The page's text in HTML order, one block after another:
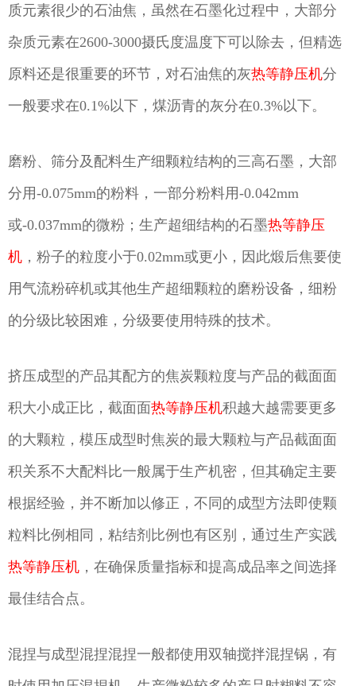
质元素很少的石油焦，虽然在石墨化过程中，大部分
杂质元素在2600-3000摄氏度温度下可以除去，但精选
原料还是很重要的环节，对石油焦的灰热等静压机分
一般要求在0.1%以下，煤沥青的灰分在0.3%以下。
磨粉、筛分及配料生产细颗粒结构的三高石墨，大部
分用-0.075mm的粉料，一部分粉料用-0.042mm
或-0.037mm的微粉；生产超细结构的石墨热等静压
机 ，粉子的粒度小于0.02mm或更小，因此煅后焦要使
用气流粉碎机或其他生产超细颗粒的磨粉设备，细粉
的分级比较困难，分级要使用特殊的技术。
挤压成型的产品其配方的焦炭颗粒度与产品的截面面
积大小成正比，截面面热等静压机积越大越需要更多
的大颗粒，模压成型时焦炭的最大颗粒与产品截面面
积关系不大配料比一般属于生产机密，但其确定主要
根据经验，并不断加以修正，不同的成型方法即使颗
粒料比例相同，粘结剂比例也有区别，通过生产实践
热等静压机 ，在确保质量指标和提高成品率之间选择
最佳结合点。
混捏与成型混捏混捏一般都使用双轴搅拌混捏锅，有